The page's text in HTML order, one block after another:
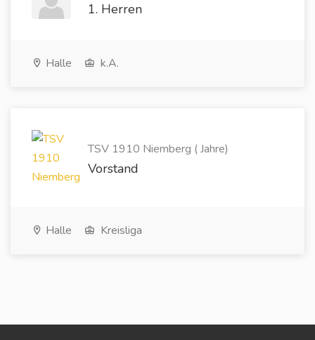
1. Herren
Halle k.A.
TSV 1910 Niemberg ( Jahre)
Vorstand
Halle Kreisliga